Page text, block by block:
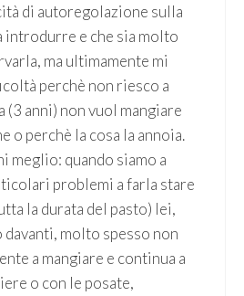
di autoregolazione sulla
introdurre e che sia molto
ma ultimamente mi
perchè non riesco a
(3 anni) non vuol mangiare
o perchè la cosa la annoia.
meglio: quando siamo a
problemi a farla stare
la durata del pasto) lei,
molto spesso non
a mangiare e continua a
o con le posate,